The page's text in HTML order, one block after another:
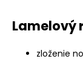
Lamelový
zloženie